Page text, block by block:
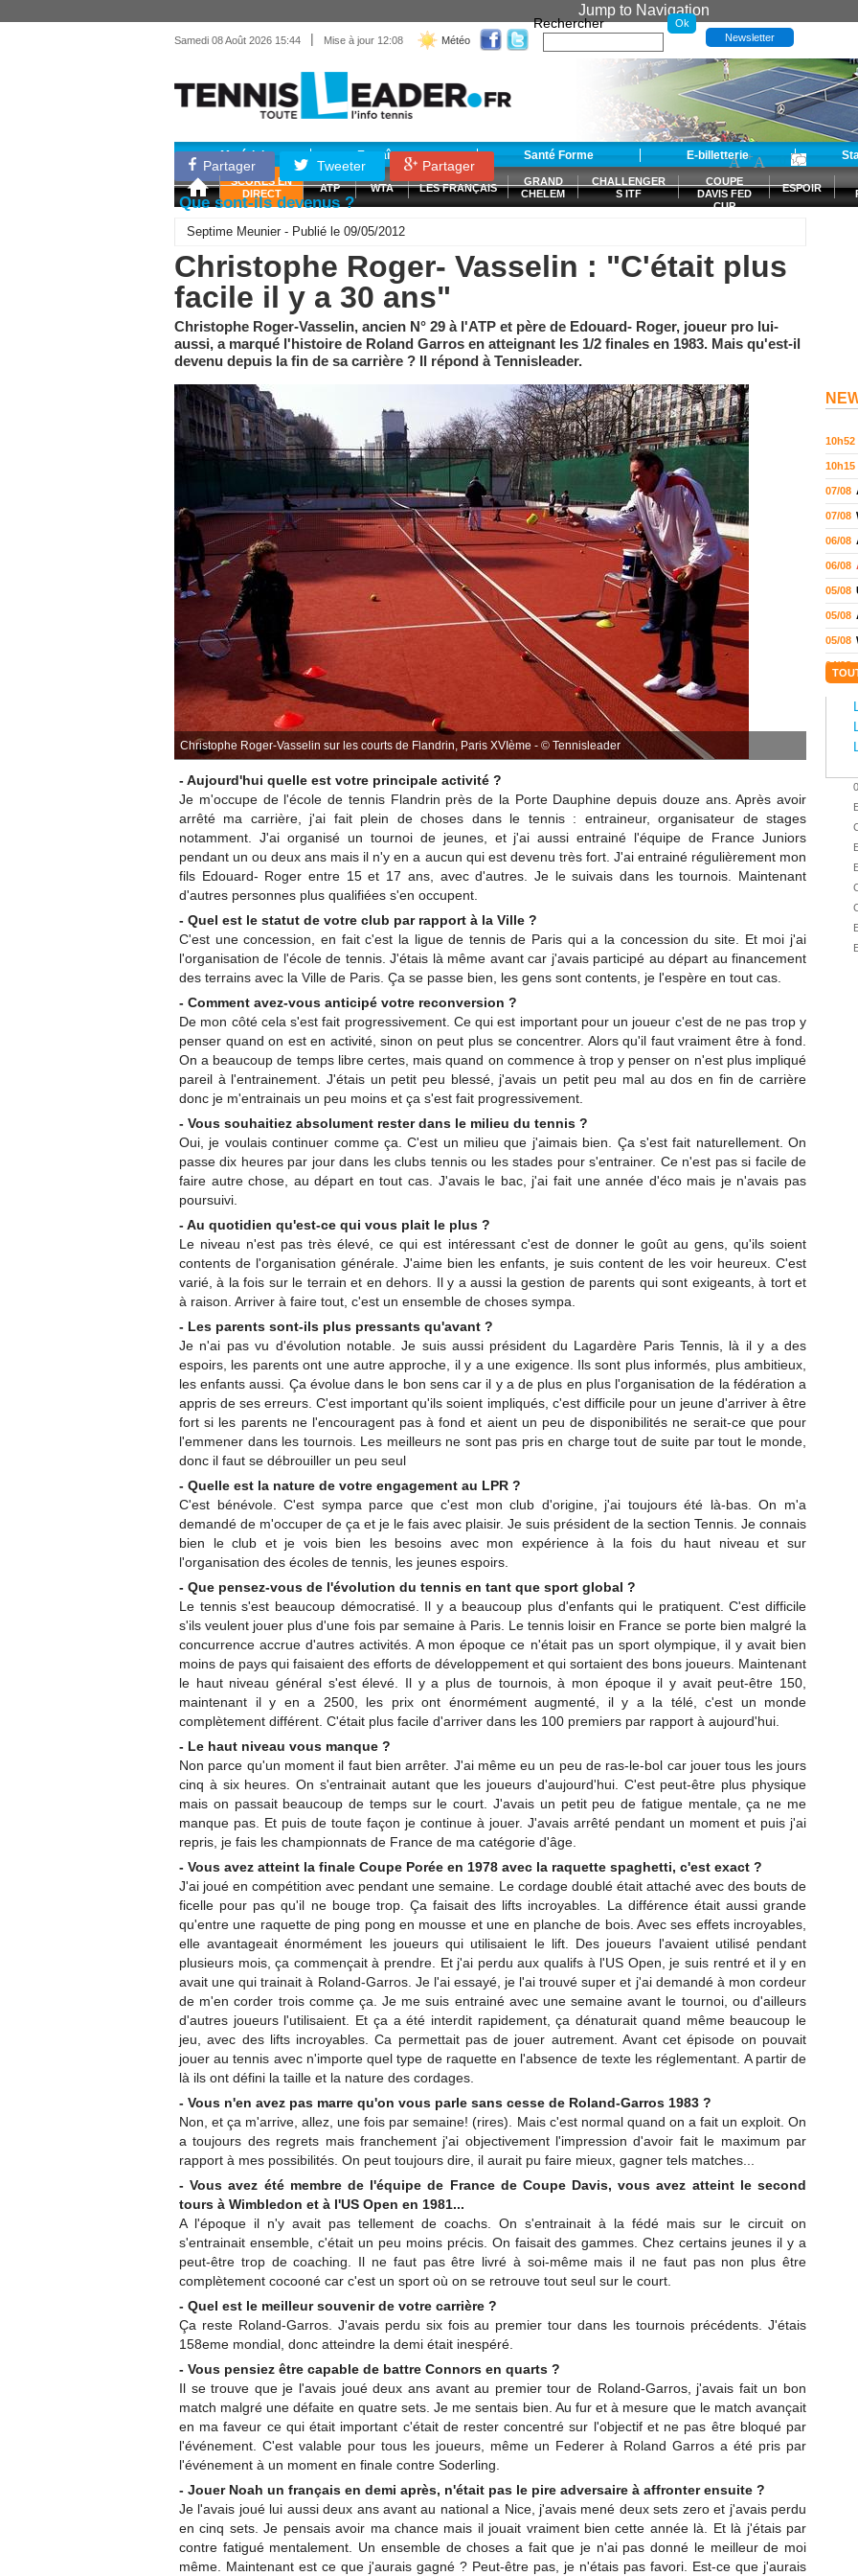
Jump to Navigation
Samedi 08 Août 2026 15:44 | Mise à jour 12:08 Météo
Rechercher
Newsletter
Matériel Entraînement Santé Forme E-billetterie
SCORES EN
DIRECT
ATP WTA LES FRANÇAIS
GRAND
CHELEM
CHALLENGER
S ITF
COUPE
DAVIS FED
CUP
ESPOIR
Partager Tweeter Partager
-A +A
Que sont-ils devenus ?
Septime Meunier - Publié le 09/05/2012
Christophe Roger- Vasselin : "C'était plus
facile il y a 30 ans"
Christophe Roger-Vasselin, ancien N° 29 à l'ATP et père de Edouard- Roger, joueur pro lui-
aussi, a marqué l'histoire de Roland Garros en atteignant les 1/2 finales en 1983. Mais qu'est-il
devenu depuis la fin de sa carrière ? Il répond à Tennisleader.
Christophe Roger-Vasselin sur les courts de Flandrin, Paris XVIème - © Tennisleader
- Aujourd'hui quelle est votre principale activité ?
Je m'occupe de l'école de tennis Flandrin près de la Porte Dauphine depuis douze ans. Après avoir
arrêté ma carrière, j'ai fait plein de choses dans le tennis : entraineur, organisateur de stages
notamment. J'ai organisé un tournoi de jeunes, et j'ai aussi entrainé l'équipe de France Juniors
pendant un ou deux ans mais il n'y en a aucun qui est devenu très fort. J'ai entrainé régulièrement mon
fils Edouard- Roger entre 15 et 17 ans, avec d'autres. Je le suivais dans les tournois. Maintenant
d'autres personnes plus qualifiées s'en occupent.
- Quel est le statut de votre club par rapport à la Ville ?
C'est une concession, en fait c'est la ligue de tennis de Paris qui a la concession du site. Et moi j'ai
l'organisation de l'école de tennis. J'étais là même avant car j'avais participé au départ au financement
des terrains avec la Ville de Paris. Ça se passe bien, les gens sont contents, je l'espère en tout cas.
- Comment avez-vous anticipé votre reconversion ?
De mon côté cela s'est fait progressivement. Ce qui est important pour un joueur c'est de ne pas trop y
penser quand on est en activité, sinon on peut plus se concentrer. Alors qu'il faut vraiment être à fond.
On a beaucoup de temps libre certes, mais quand on commence à trop y penser on n'est plus impliqué
pareil à l'entrainement. J'étais un petit peu blessé, j'avais un petit peu mal au dos en fin de carrière
donc je m'entrainais un peu moins et ça s'est fait progressivement.
- Vous souhaitiez absolument rester dans le milieu du tennis ?
Oui, je voulais continuer comme ça. C'est un milieu que j'aimais bien. Ça s'est fait naturellement. On
passe dix heures par jour dans les clubs tennis ou les stades pour s'entrainer. Ce n'est pas si facile de
faire autre chose, au départ en tout cas. J'avais le bac, j'ai fait une année d'éco mais je n'avais pas
poursuivi.
- Au quotidien qu'est-ce qui vous plait le plus ?
Le niveau n'est pas très élevé, ce qui est intéressant c'est de donner le goût au gens, qu'ils soient
contents de l'organisation générale. J'aime bien les enfants, je suis content de les voir heureux. C'est
varié, à la fois sur le terrain et en dehors. Il y a aussi la gestion de parents qui sont exigeants, à tort et
à raison. Arriver à faire tout, c'est un ensemble de choses sympa.
- Les parents sont-ils plus pressants qu'avant ?
Je n'ai pas vu d'évolution notable. Je suis aussi président du Lagardère Paris Tennis, là il y a des
espoirs, les parents ont une autre approche, il y a une exigence. Ils sont plus informés, plus ambitieux,
les enfants aussi. Ça évolue dans le bon sens car il y a de plus en plus l'organisation de la fédération a
appris de ses erreurs. C'est important qu'ils soient impliqués, c'est difficile pour un jeune d'arriver à être
fort si les parents ne l'encouragent pas à fond et aient un peu de disponibilités ne serait-ce que pour
l'emmener dans les tournois. Les meilleurs ne sont pas pris en charge tout de suite par tout le monde,
donc il faut se débrouiller un peu seul
- Quelle est la nature de votre engagement au LPR ?
C'est bénévole. C'est sympa parce que c'est mon club d'origine, j'ai toujours été là-bas. On m'a
demandé de m'occuper de ça et je le fais avec plaisir. Je suis président de la section Tennis. Je connais
bien le club et je vois bien les besoins avec mon expérience à la fois du haut niveau et sur
l'organisation des écoles de tennis, les jeunes espoirs.
- Que pensez-vous de l'évolution du tennis en tant que sport global ?
Le tennis s'est beaucoup démocratisé. Il y a beaucoup plus d'enfants qui le pratiquent. C'est difficile
s'ils veulent jouer plus d'une fois par semaine à Paris. Le tennis loisir en France se porte bien malgré la
concurrence accrue d'autres activités. A mon époque ce n'était pas un sport olympique, il y avait bien
moins de pays qui faisaient des efforts de développement et qui sortaient des bons joueurs. Maintenant
le haut niveau général s'est élevé. Il y a plus de tournois, à mon époque il y avait peut-être 150,
maintenant il y en a 2500, les prix ont énormément augmenté, il y a la télé, c'est un monde
complètement différent. C'était plus facile d'arriver dans les 100 premiers par rapport à aujourd'hui.
- Le haut niveau vous manque ?
Non parce qu'un moment il faut bien arrêter. J'ai même eu un peu de ras-le-bol car jouer tous les jours
cinq à six heures. On s'entrainait autant que les joueurs d'aujourd'hui. C'est peut-être plus physique
mais on passait beaucoup de temps sur le court. J'avais un petit peu de fatigue mentale, ça ne me
manque pas. Et puis de toute façon je continue à jouer. J'avais arrêté pendant un moment et puis j'ai
repris, je fais les championnats de France de ma catégorie d'âge.
- Vous avez atteint la finale Coupe Porée en 1978 avec la raquette spaghetti, c'est exact ?
J'ai joué en compétition avec pendant une semaine. Le cordage doublé était attaché avec des bouts de
ficelle pour pas qu'il ne bouge trop. Ça faisait des lifts incroyables. La différence était aussi grande
qu'entre une raquette de ping pong en mousse et une en planche de bois. Avec ses effets incroyables,
elle avantageait énormément les joueurs qui utilisaient le lift. Des joueurs l'avaient utilisé pendant
plusieurs mois, ça commençait à prendre. Et j'ai perdu aux qualifs à l'US Open, je suis rentré et il y en
avait une qui trainait à Roland-Garros. Je l'ai essayé, je l'ai trouvé super et j'ai demandé à mon cordeur
de m'en corder trois comme ça. Je me suis entrainé avec une semaine avant le tournoi, ou d'ailleurs
d'autres joueurs l'utilisaient. Et ça a été interdit rapidement, ça dénaturait quand même beaucoup le
jeu, avec des lifts incroyables. Ca permettait pas de jouer autrement. Avant cet épisode on pouvait
jouer au tennis avec n'importe quel type de raquette en l'absence de texte les réglementant. A partir de
là ils ont défini la taille et la nature des cordages.
- Vous n'en avez pas marre qu'on vous parle sans cesse de Roland-Garros 1983 ?
Non, et ça m'arrive, allez, une fois par semaine! (rires). Mais c'est normal quand on a fait un exploit. On
a toujours des regrets mais franchement j'ai objectivement l'impression d'avoir fait le maximum par
rapport à mes possibilités. On peut toujours dire, il aurait pu faire mieux, gagner tels matches...
- Vous avez été membre de l'équipe de France de Coupe Davis, vous avez atteint le second
tours à Wimbledon et à l'US Open en 1981...
A l'époque il n'y avait pas tellement de coachs. On s'entrainait à la fédé mais sur le circuit on
s'entrainait ensemble, c'était un peu moins précis. On faisait des gammes. Chez certains jeunes il y a
peut-être trop de coaching. Il ne faut pas être livré à soi-même mais il ne faut pas non plus être
complètement cocooné car c'est un sport où on se retrouve tout seul sur le court.
- Quel est le meilleur souvenir de votre carrière ?
Ça reste Roland-Garros. J'avais perdu six fois au premier tour dans les tournois précédents. J'étais
158eme mondial, donc atteindre la demi était inespéré.
- Vous pensiez être capable de battre Connors en quarts ?
Il se trouve que je l'avais joué deux ans avant au premier tour de Roland-Garros, j'avais fait un bon
match malgré une défaite en quatre sets. Je me sentais bien. Au fur et à mesure que le match avançait
en ma faveur ce qui était important c'était de rester concentré sur l'objectif et ne pas être bloqué par
l'événement. C'est valable pour tous les joueurs, même un Federer à Roland Garros a été pris par
l'événement à un moment en finale contre Soderling.
- Jouer Noah un français en demi après, n'était pas le pire adversaire à affronter ensuite ?
Je l'avais joué lui aussi deux ans avant au national a Nice, j'avais mené deux sets zero et j'avais perdu
en cinq sets. Je pensais avoir ma chance mais il jouait vraiment bien cette année là. Et là j'étais par
contre fatigué mentalement. Un ensemble de choses a fait que je n'ai pas donné le meilleur de moi
même. Maintenant est ce que j'aurais gagné ? Peut-être pas, je n'étais pas favori. Est-ce que j'aurais
10h52
10h15
07/08
07/08
06/08
06/08
05/08
05/08
05/08
04/08